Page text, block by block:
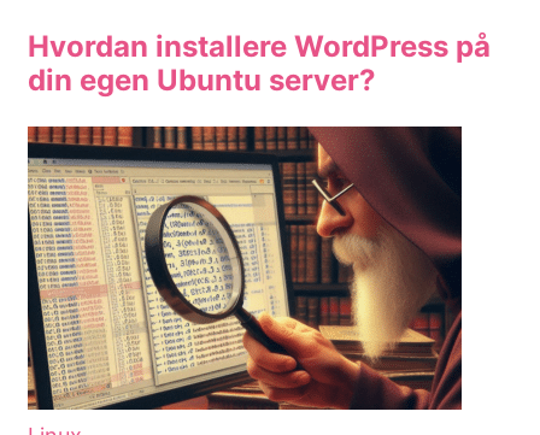
Hvordan installere WordPress på
din egen Ubuntu server?